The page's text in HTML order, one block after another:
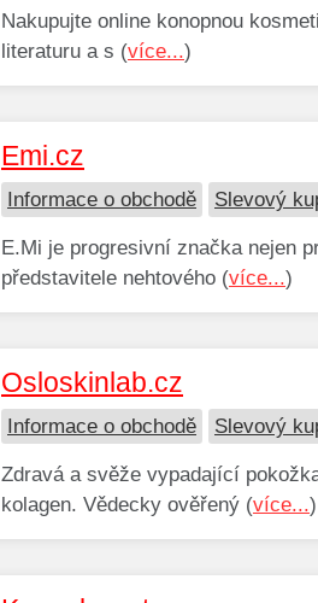
Nakupujte online konopnou
literaturu a s (více...)
Emi.cz
Informace o obchodě Slevový
E.Mi je progresivní značka nejen
představitele nehtového (více...)
Osloskinlab.cz
Informace o obchodě Slevový
Zdravá a svěže vypadající
kolagen. Vědecky ověřený (více...)